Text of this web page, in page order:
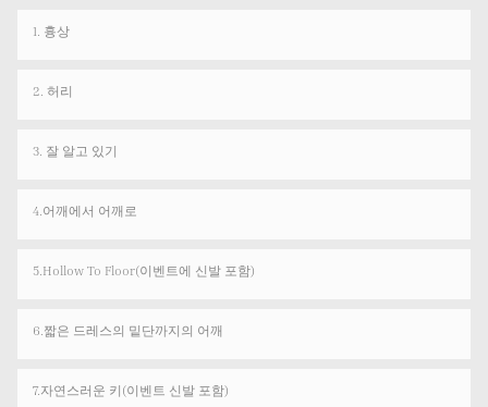
1. 흉상
2. 허리
3. 잘 알고 있기
4.어깨에서 어깨로
5.Hollow To Floor(이벤트에 신발 포함)
6.짧은 드레스의 밑단까지의 어깨
7.자연스러운 키(이벤트 신발 포함)